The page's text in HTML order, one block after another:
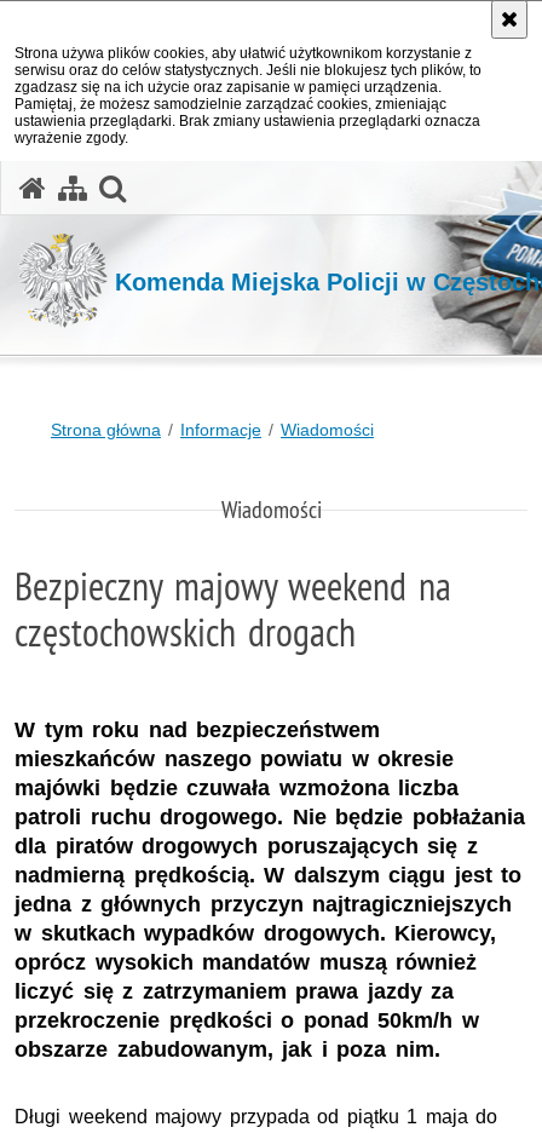
Strona używa plików cookies, aby ułatwić użytkownikom korzystanie z
serwisu oraz do celów statystycznych. Jeśli nie blokujesz tych plików, to
zgadzasz się na ich użycie oraz zapisanie w pamięci urządzenia.
Pamiętaj, że możesz samodzielnie zarządzać cookies, zmieniając
ustawienia przeglądarki. Brak zmiany ustawienia przeglądarki oznacza
wyrażenie zgody.
Komenda Miejska Policji w
Strona główna Informacje Wiadomości
Wiadomości
Bezpieczny majowy weekend na
częstochowskich drogach
W tym roku nad bezpieczeństwem
mieszkańców naszego powiatu w okresie
majówki będzie czuwała wzmożona liczba
patroli ruchu drogowego. Nie będzie pobłażania
dla piratów drogowych poruszających się z
nadmierną prędkością. W dalszym ciągu jest to
jedna z głównych przyczyn najtragiczniejszych
w skutkach wypadków drogowych. Kierowcy,
oprócz wysokich mandatów muszą również
liczyć się z zatrzymaniem prawa jazdy za
przekroczenie prędkości o ponad 50km/h w
obszarze zabudowanym, jak i poza nim.
Długi weekend majowy przypada od piątku 1 maja do